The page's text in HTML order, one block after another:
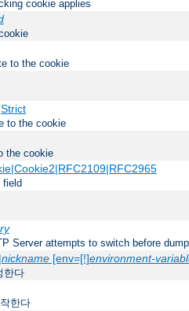
cookie applies
to the cookie
to the cookie
the cookie
field
Server attempts to switch before
nickname[env=[!]environment-
한다
한다